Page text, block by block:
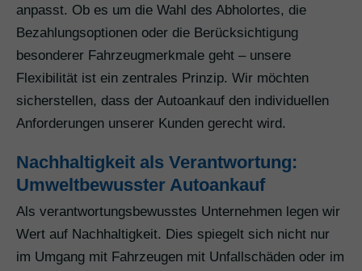
anpasst. Ob es um die Wahl des Abholortes, die
Bezahlungsoptionen oder die Berücksichtigung
besonderer Fahrzeugmerkmale geht – unsere
Flexibilität ist ein zentrales Prinzip. Wir möchten
sicherstellen, dass der Autoankauf den individuellen
Anforderungen unserer Kunden gerecht wird.
Nachhaltigkeit als Verantwortung:
Umweltbewusster Autoankauf
Als verantwortungsbewusstes Unternehmen legen wir
Wert auf Nachhaltigkeit. Dies spiegelt sich nicht nur
im Umgang mit Fahrzeugen mit Unfallschäden oder im